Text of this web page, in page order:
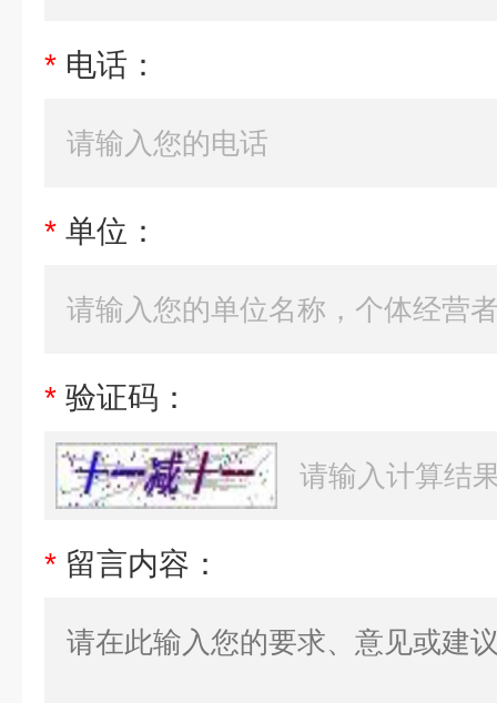
* 电话：
* 单位：
* 验证码：
* 留言内容：